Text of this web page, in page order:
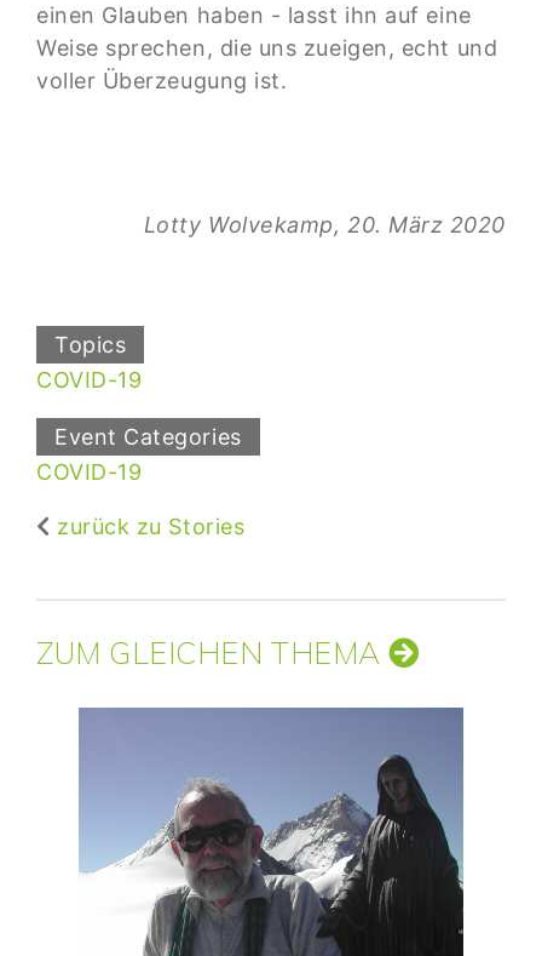
einen Glauben haben - lasst ihn auf eine
Weise sprechen, die uns zueigen, echt und
voller Überzeugung ist.
Lotty Wolvekamp, 20. März 2020
Topics
COVID-19
Event Categories
COVID-19
zurück zu Stories
ZUM GLEICHEN THEMA